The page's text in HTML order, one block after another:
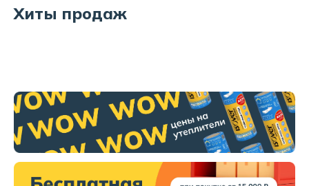
Хиты продаж